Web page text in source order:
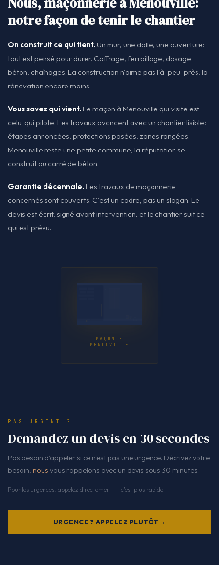
notre façon de tenir le chantier
On construit ce qui tient. Un mur, une dalle, une ouverture:
tout est pensé pour durer. Coffrage, ferraillage, dosage
béton, chaînages. La construction n'aime pas l'à-peu-près, la
rénovation encore moins.
Vous savez qui vient. Le maçon à Menouville qui visite est
celui qui pilote. Les travaux avancent avec un chantier lisible:
étapes annoncées, protections posées, zones rangées.
Menouville reste une petite commune, la réputation se
construit au carré de béton.
Garantie décennale. Les travaux de maçonnerie
concernés sont couverts. C'est un cadre, pas un slogan. Le
devis est écrit, signé avant intervention, et le chantier suit ce
qui est prévu.
MAÇON ·
MENOUVILLE
PAS URGENT ?
Demandez un devis en 30 secondes
Pas besoin d'appeler si ce n'est pas une urgence. Décrivez votre
besoin, nous vous rappelons avec un devis sous 30 minutes.
Pour les urgences, appelez directement — c'est plus rapide.
URGENCE ? APPELEZ PLUTÔT